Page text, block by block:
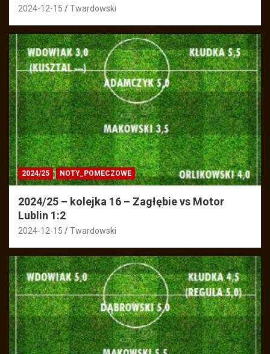
2024-12-15 Twardowski
2024/25 NOTY_POMECZOWE
2024/25 – kolejka 16 – Zagłębie vs Motor
Lublin 1:2
2024-12-15 Twardowski